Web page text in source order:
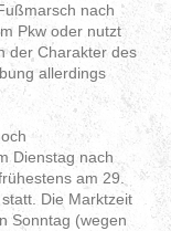
nach
Pkw oder nutzt
der Charakter des
allerdings
Dienstag nach
am 29.
Die Marktzeit
Sonntag (wegen